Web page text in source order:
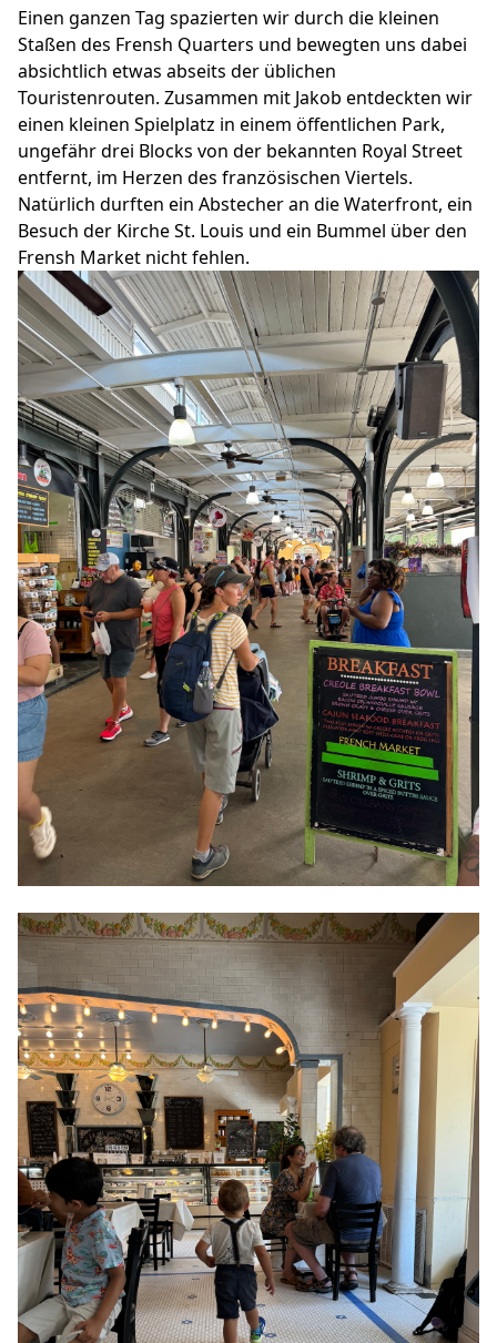
Einen ganzen Tag spazierten wir durch die kleinen
Staßen des Frensh Quarters und bewegten uns dabei
absichtlich etwas abseits der üblichen
Touristenrouten. Zusammen mit Jakob entdeckten wir
einen kleinen Spielplatz in einem öffentlichen Park,
ungefähr drei Blocks von der bekannten Royal Street
entfernt, im Herzen des französischen Viertels.
Natürlich durften ein Abstecher an die Waterfront, ein
Besuch der Kirche St. Louis und ein Bummel über den
Frensh Market nicht fehlen.